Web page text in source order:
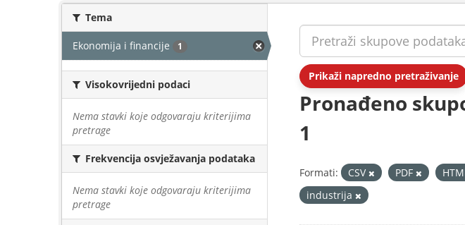
Tema
Ekonomija i financije 1
Visokovrijedni podaci
Nema stavki koje odgovaraju kriterijima
pretrage
Frekvencija osvježavanja podataka
Nema stavki koje odgovaraju kriterijima
pretrage
Prikaži napredno pretraživanje
Pronađeno
1
Formati: CSV PDF
industrija